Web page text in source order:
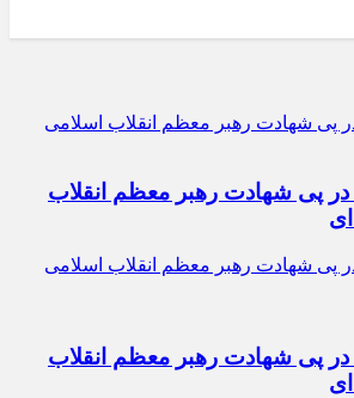
در پی شهادت رهبر معظم انقلاب
در پی شهادت رهبر معظم انقلاب